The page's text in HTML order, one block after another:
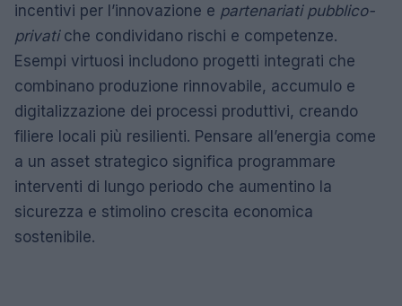
incentivi per l’innovazione e partenariati pubblico-
privatiche condividano rischi e competenze.
Esempi virtuosi includono progetti integrati che
combinano produzione rinnovabile, accumulo e
digitalizzazione dei processi produttivi, creando
filiere locali più resilienti. Pensare all’energia come
a un asset strategico significa programmare
interventi di lungo periodo che aumentino la
sicurezza e stimolino crescita economica
sostenibile.